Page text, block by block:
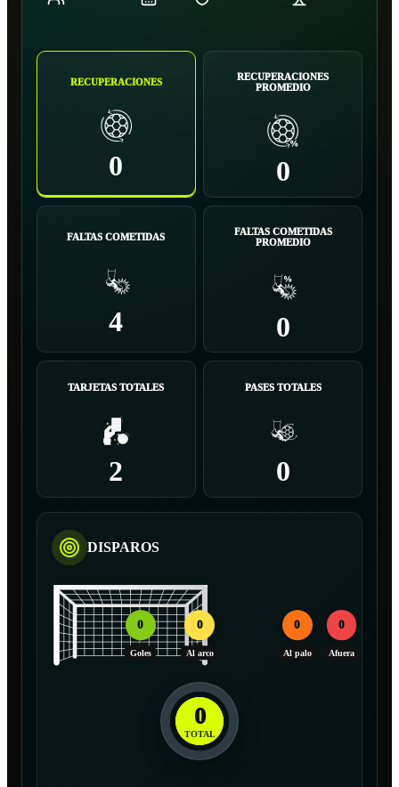
RECUPERACIONES
0
RECUPERACIONES
PROMEDIO
0
FALTAS COMETIDAS
4
FALTAS COMETIDAS
PROMEDIO
0
TARJETAS TOTALES
2
PASES TOTALES
0
DISPAROS
0
Goles
0
Al arco
0
Al palo
0
Afuera
0
TOTAL